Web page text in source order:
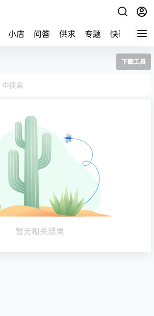
小店 问答 供求 专题 快讯 帮
下载工具
暂无相关结果